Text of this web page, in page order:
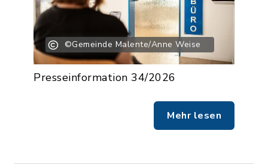
©Gemeinde Malente/Anne Weise
Presseinformation 34/2026
Mehr lesen